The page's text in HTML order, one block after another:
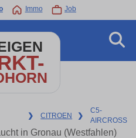
Immo Job
❯ CITROEN ❯
C5-
AIRCROSS
in Gronau (Westfahlen)